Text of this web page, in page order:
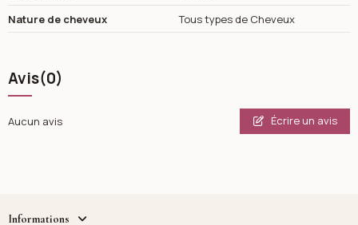
Nature de cheveux
Tous types de Cheveux
Avis(0)
Aucun avis Écrire un avis
Informations